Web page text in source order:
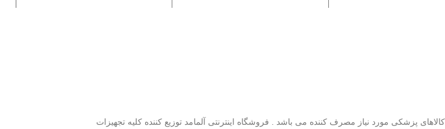
پزشکی مورد نیاز مصرف کننده می باشد . فروشگاه اینترنتی آلمامد توزیع کننده کلیه تجهیزات